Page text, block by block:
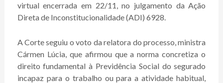
virtual encerrada em 22/11, no julgamento da Ação
Direta de Inconstitucionalidade (ADI) 6928.
A Corte seguiu o voto da relatora do processo, ministra
Cármen Lúcia, que afirmou que a norma concretiza o
direito fundamental à Previdência Social do segurado
incapaz para o trabalho ou para a atividade habitual,